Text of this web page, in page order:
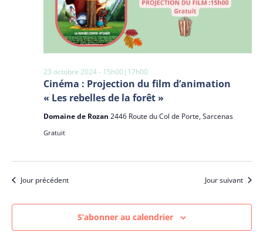
Cinéma : Projection du film d’animation
« Les rebelles de la forêt »
23 octobre 2024 - 15h00 | 17h00
Domaine de Rozan 2446 Route du Col de Porte, Sarcenas
Gratuit
Jour précédent Jour suivant
S’abonner au calendrier